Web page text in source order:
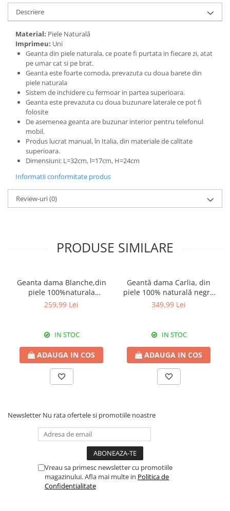
Descriere
Material: Piele Naturală
Imprimeu: Uni
Geanta din piele naturala, ce poate fi purtata in fiecare zi, atat
pe umar cat si pe brat.
Geanta este foarte comoda, prevazuta cu doua barete din
piele naturala
Sistem de inchidere cu fermoar in partea superioara.
Geanta este prevazuta cu doua buzunare laterale ce pot fi
folosite
De asemenea geanta are buzunar interior pentru telefonul
mobil.
Produs lucrat manual, în Italia, din materiale de calitate
superioara.
Dimensiuni: L=32cm, l=17cm, H=24cm
Informatii conformitate produs
Review-uri(0)
PRODUSE SIMILARE
Geanta dama Blanche,din
piele 100%naturala
Italia,8246,negru
259,99 Lei
IN STOC
ADAUGA IN COS
Geantă dama Carlia, din
piele 100% naturală negru
8009
349,99 Lei
IN STOC
ADAUGA IN COS
Newsletter Nu rata ofertele si promotiile noastre
Vreau sa primesc newsletter cu promotiile
magazinului. Afla mai multe in Politica de
Confidentialitate